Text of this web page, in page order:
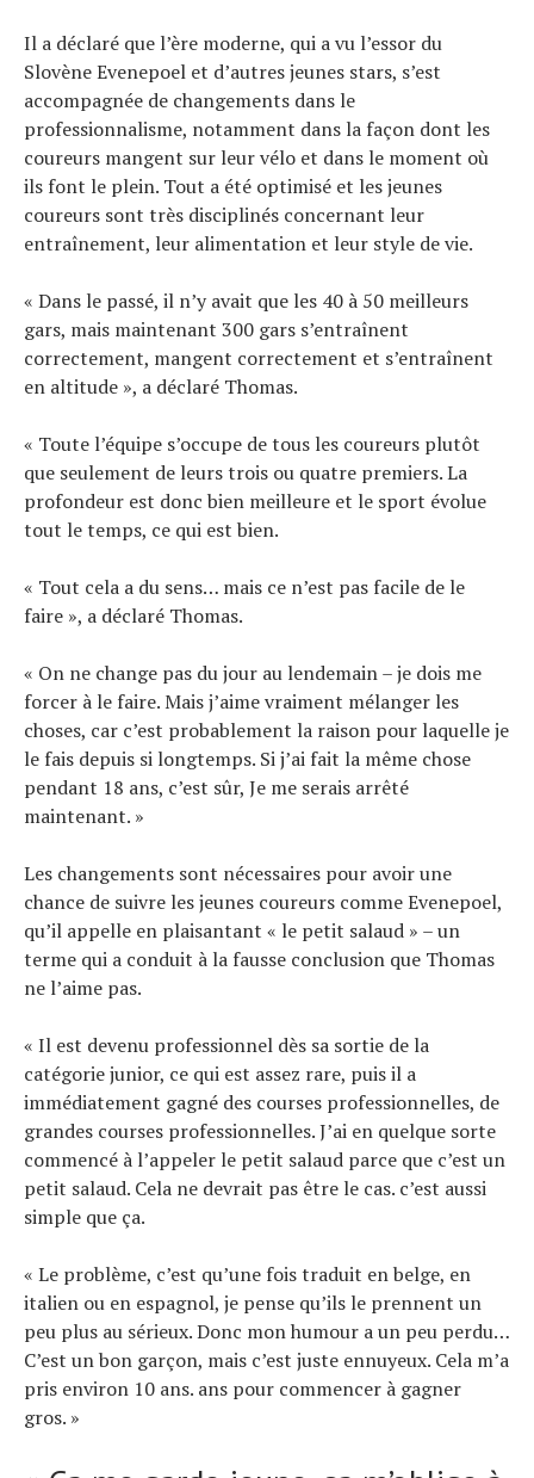
Il a déclaré que l’ère moderne, qui a vu l’essor du
Slovène Evenepoel et d’autres jeunes stars, s’est
accompagnée de changements dans le
professionnalisme, notamment dans la façon dont les
coureurs mangent sur leur vélo et dans le moment où
ils font le plein. Tout a été optimisé et les jeunes
coureurs sont très disciplinés concernant leur
entraînement, leur alimentation et leur style de vie.
« Dans le passé, il n’y avait que les 40 à 50 meilleurs
gars, mais maintenant 300 gars s’entraînent
correctement, mangent correctement et s’entraînent
en altitude », a déclaré Thomas.
« Toute l’équipe s’occupe de tous les coureurs plutôt
que seulement de leurs trois ou quatre premiers. La
profondeur est donc bien meilleure et le sport évolue
tout le temps, ce qui est bien.
« Tout cela a du sens… mais ce n’est pas facile de le
faire », a déclaré Thomas.
« On ne change pas du jour au lendemain – je dois me
forcer à le faire. Mais j’aime vraiment mélanger les
choses, car c’est probablement la raison pour laquelle je
le fais depuis si longtemps. Si j’ai fait la même chose
pendant 18 ans, c’est sûr, Je me serais arrêté
maintenant. »
Les changements sont nécessaires pour avoir une
chance de suivre les jeunes coureurs comme Evenepoel,
qu’il appelle en plaisantant « le petit salaud » – un
terme qui a conduit à la fausse conclusion que Thomas
ne l’aime pas.
« Il est devenu professionnel dès sa sortie de la
catégorie junior, ce qui est assez rare, puis il a
immédiatement gagné des courses professionnelles, de
grandes courses professionnelles. J’ai en quelque sorte
commencé à l’appeler le petit salaud parce que c’est un
petit salaud. Cela ne devrait pas être le cas. c’est aussi
simple que ça.
« Le problème, c’est qu’une fois traduit en belge, en
italien ou en espagnol, je pense qu’ils le prennent un
peu plus au sérieux. Donc mon humour a un peu perdu…
C’est un bon garçon, mais c’est juste ennuyeux. Cela m’a
pris environ 10 ans. ans pour commencer à gagner
gros. »